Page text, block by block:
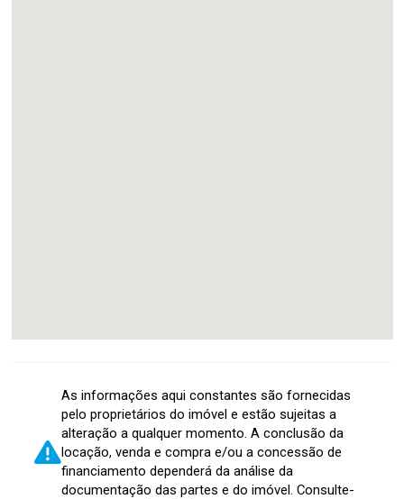
As informações aqui constantes são fornecidas
pelo proprietários do imóvel e estão sujeitas a
alteração a qualquer momento. A conclusão da
locação, venda e compra e/ou a concessão de
financiamento dependerá da análise da
documentação das partes e do imóvel. Consulte-